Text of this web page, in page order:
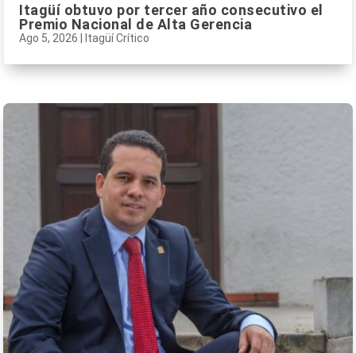
Itagüí obtuvo por tercer año consecutivo el
Premio Nacional de Alta Gerencia
Ago 5, 2026 Itagüí Crítico